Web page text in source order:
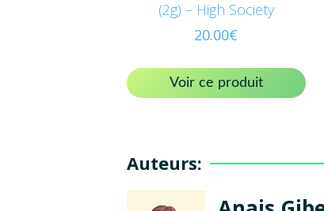
(2g) – High Society
20.00€
Voir ce produit
Auteurs: